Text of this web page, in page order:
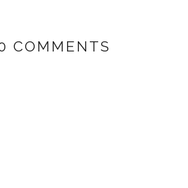
COMMENTS